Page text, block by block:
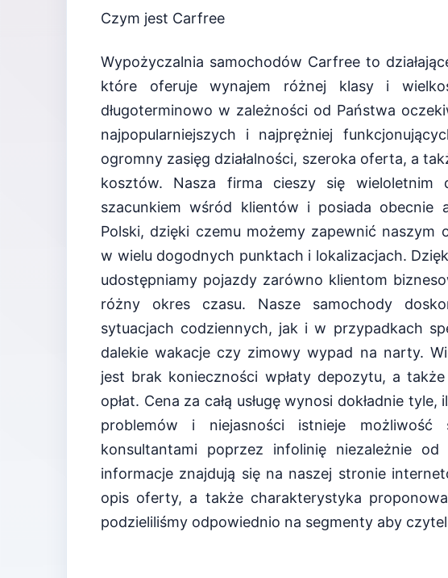
Czym jest Carfree
Wypożyczalnia samochodów Carfree to
które oferuje wynajem różnej klasy i
długoterminowo w zależności od Państwa
najpopularniejszych i najprężniej
ogromny zasięg działalności, szeroka oferta, a
kosztów. Nasza firma cieszy się wieloletnim
szacunkiem wśród klientów i posiada obecnie
Polski, dzięki czemu możemy zapewnić naszym
w wielu dogodnych punktach i lokalizacjach.
udostępniamy pojazdy zarówno klientom
różny okres czasu. Nasze samochody
sytuacjach codziennych, jak i w przypadkach
dalekie wakacje czy zimowy wypad na narty.
jest brak konieczności wpłaty depozytu, a
opłat. Cena za całą usługę wynosi dokładnie
problemów i niejasności istnieje
konsultantami poprzez infolinię niezależnie
informacje znajdują się na naszej stronie
opis oferty, a także charakterystyka
podzieliliśmy odpowiednio na segmenty aby